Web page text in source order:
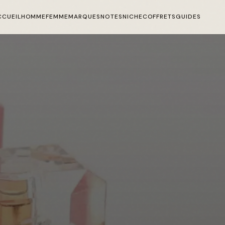
HOMMEFEMMEMARQUESNOTESNICHECOFFRETSGUIDES